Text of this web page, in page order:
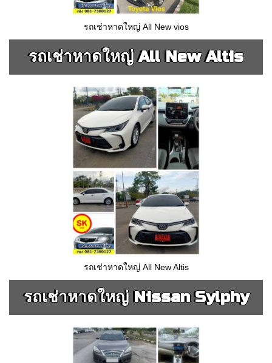
รถเช่าหาดใหญ่ All New vios
รถเช่าหาดใหญ่ All New Altis
รถเช่าหาดใหญ่ All New Altis
รถเช่าหาดใหญ่ Nissan Sylphy